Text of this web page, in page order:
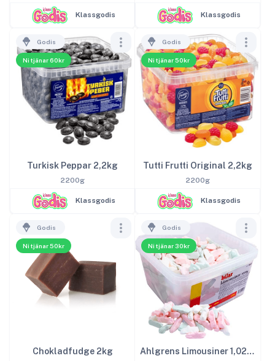
Klassgodis Klassgodis
Ni tjänar 60kr
Godis
Turkisk Peppar 2,2kg
2200g
Klassgodis
Ni tjänar 50kr
Godis
Tutti Frutti Original 2,2kg
2200g
Klassgodis
Ni tjänar 50kr
Godis
Chokladfudge 2kg
Ni tjänar 30kr
Godis
Ahlgrens Limousiner 1,02kg